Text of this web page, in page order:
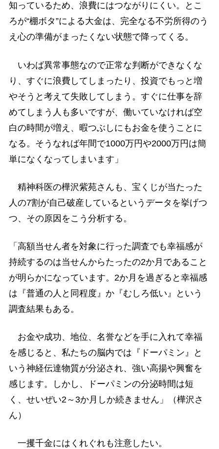
知っているため、浪費にはつながりにくい。とこ
ろが“棚ボタ”による大金は、完全なる不労所得のう
え心の準備がまったくない状態で降ってくる。
いわば異常事態なので正常な判断ができなくな
り、すぐに浪費してしまったり、投資でもっと増
やそうと考えて失敗してしまう。すぐに仕事を辞
めてしまう人も多いですが、働いていなければ空
白の時間が増え、暇つぶしにもお金を使うことに
なる。そうなれば年間で1000万円や2000万円は簡
単になくなってしまいます」
精神科医の樺沢紫苑さんも、宝くじが当たった
人の7割が自己破産しているというデータを挙げつ
つ、その原因をこう分析する。
「高額当せん者を対象に行った調査でも幸福感が
持続するのは当せんからたったの2か月であること
が明らかになっています。2か月を過ぎると幸福感
は『普通の人と同程度』か『むしろ低い』という
調査結果もある。
お金や成功、地位、名誉などを手に入れて幸福
を感じると、私たちの脳内では『ドーパミン』と
いう神経伝達物質が分泌され、強い高揚や興奮を
感じます。しかし、ドーパミンの分泌時間は短
く、せいぜい2～3か月しか続きません」（樺沢さ
ん）
一攫千金にはくれぐれも注意したい。